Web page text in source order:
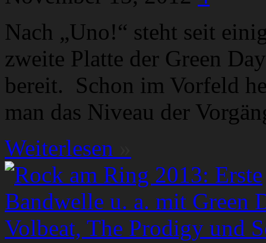
Nach „Uno!“ steht seit
zweite Platte der Green
bereit. Schon im Vorfeld
man das Niveau der
Weiterlesen